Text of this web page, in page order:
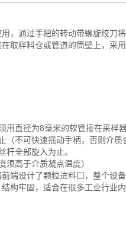
，通过手把的转动带螺旋绞刀
取样料仓或管道的筒壁上，采
直径为8毫米的软管接在采样
不可快速揺动手柄，否则介质
全部旋入为止。
高于介质凝点温度）
端设计了颗粒进料口，整个设
构牢固，适合在很多工业行业